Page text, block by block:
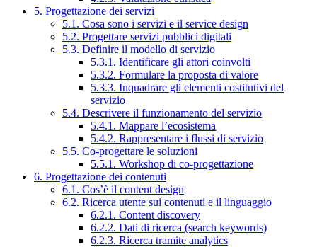
5. Progettazione dei servizi
5.1. Cosa sono i servizi e il service design
5.2. Progettare servizi pubblici digitali
5.3. Definire il modello di servizio
5.3.1. Identificare gli attori coinvolti
5.3.2. Formulare la proposta di valore
5.3.3. Inquadrare gli elementi costitutivi del
servizio
5.4. Descrivere il funzionamento del servizio
5.4.1. Mappare l’ecosistema
5.4.2. Rappresentare i flussi di servizio
5.5. Co-progettare le soluzioni
5.5.1. Workshop di co-progettazione
6. Progettazione dei contenuti
6.1. Cos’è il content design
6.2. Ricerca utente sui contenuti e il linguaggio
6.2.1. Content discovery
6.2.2. Dati di ricerca (search keywords)
6.2.3. Ricerca tramite analytics